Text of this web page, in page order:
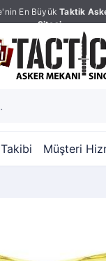
En Büyük Taktik
Sitesi
Müşteri